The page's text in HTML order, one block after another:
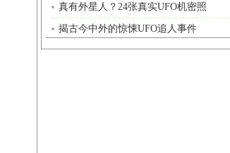
真有外星人？24张真实UFO机密照
揭古今中外的惊悚UFO追人事件